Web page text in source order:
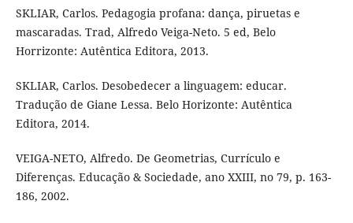
SKLIAR, Carlos. Pedagogia profana: dança, piruetas e
mascaradas. Trad, Alfredo Veiga-Neto. 5 ed, Belo
Horrizonte: Autêntica Editora, 2013.
SKLIAR, Carlos. Desobedecer a linguagem: educar.
Tradução de Giane Lessa. Belo Horizonte: Autêntica
Editora, 2014.
VEIGA-NETO, Alfredo. De Geometrias, Currículo e
Diferenças. Educação & Sociedade, ano XXIII, no 79, p. 163-
186, 2002.